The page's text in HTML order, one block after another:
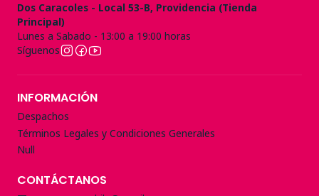
Dos Caracoles - Local 53-B, Providencia (Tienda
Principal)
Lunes a Sabado - 13:00 a 19:00 horas
Síguenos
INFORMACIÓN
Despachos
Términos Legales y Condiciones Generales
Null
CONTÁCTANOS